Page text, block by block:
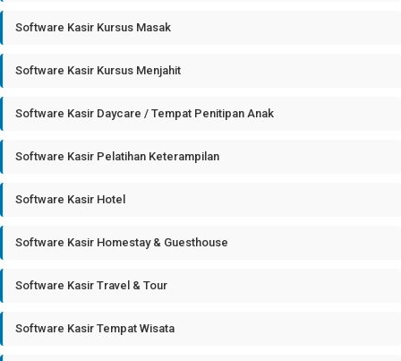
Software Kasir Kursus Masak
Software Kasir Kursus Menjahit
Software Kasir Daycare / Tempat Penitipan Anak
Software Kasir Pelatihan Keterampilan
Software Kasir Hotel
Software Kasir Homestay & Guesthouse
Software Kasir Travel & Tour
Software Kasir Tempat Wisata